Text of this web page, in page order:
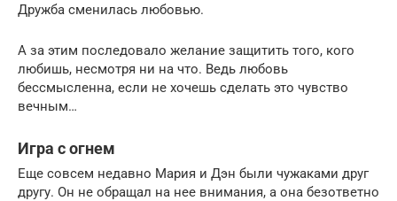
Дружба сменилась любовью.
А за этим последовало желание защитить того, кого
любишь, несмотря ни на что. Ведь любовь
бессмысленна, если не хочешь сделать это чувство
вечным…
Игра с огнем
Еще совсем недавно Мария и Дэн были чужаками друг
другу. Он не обращал на нее внимания, а она безответно